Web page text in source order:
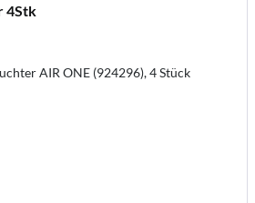
4Stk
AIR ONE (924296), 4 Stück